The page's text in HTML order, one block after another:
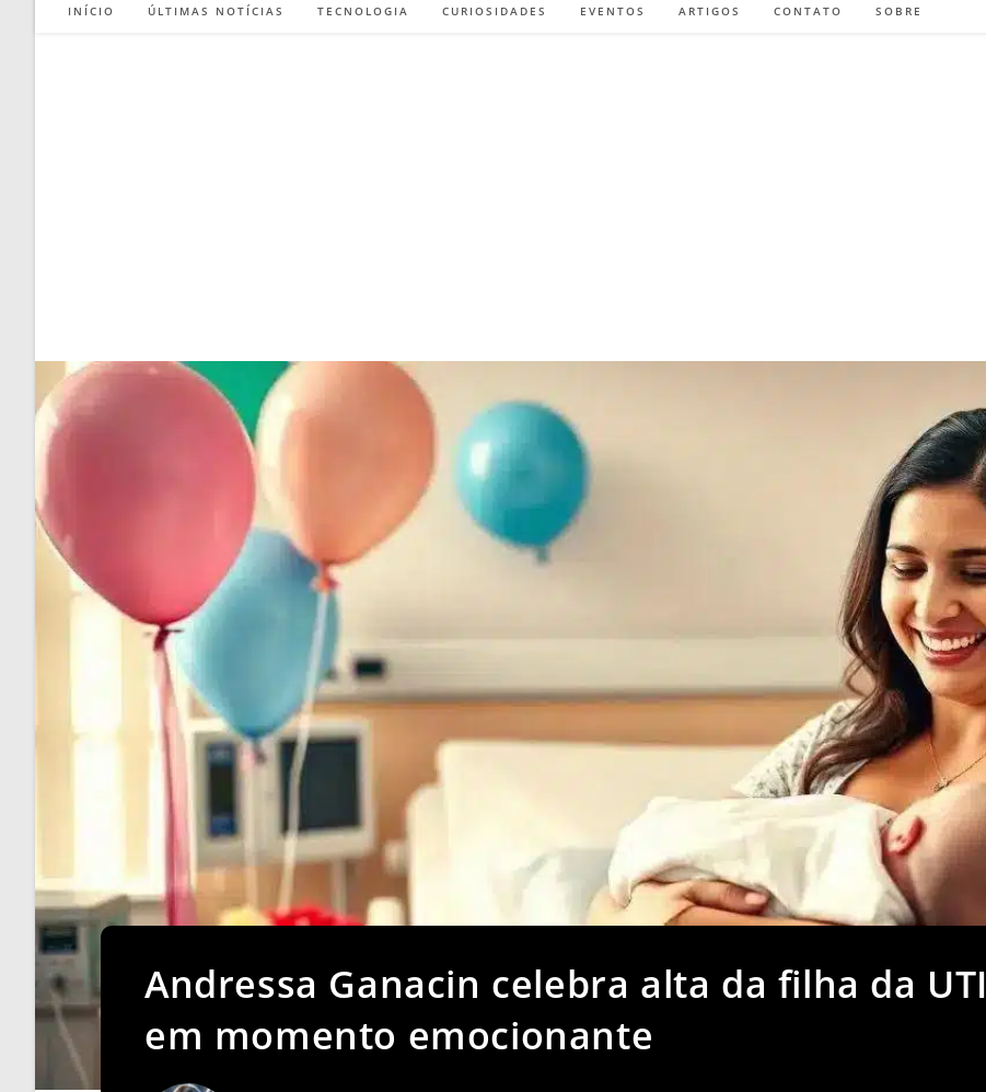
INÍCIO ÚLTIMAS NOTÍCIAS TECNOLOGIA CURIOSIDADES EVENTOS ARTIGOS CONTATO SOBRE
Andressa Ganacin celebra alta da filha da UTI
em momento emocionante